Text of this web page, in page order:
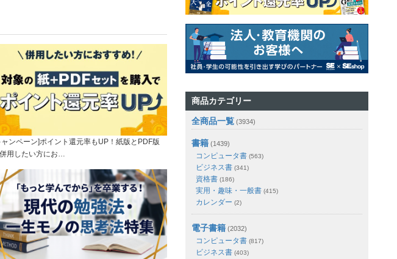
ャンペーン]ポイント還元率もUP！紙版とPDF版
用したい方にお…
商品カテゴリー
全商品一覧 (3934)
書籍 (1439)
コンピュータ書 (563)
ビジネス書 (341)
資格書 (186)
実用・趣味・一般書 (415)
カレンダー (2)
電子書籍 (2032)
コンピュータ書 (817)
ビジネス書 (403)